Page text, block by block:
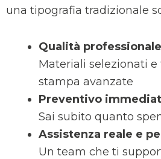
una tipografia tradizionale
Qualità
Materiali selezionati
stampa avanzate
Preventivo
Sai subito quanto
Assistenza reale e
Un team che ti